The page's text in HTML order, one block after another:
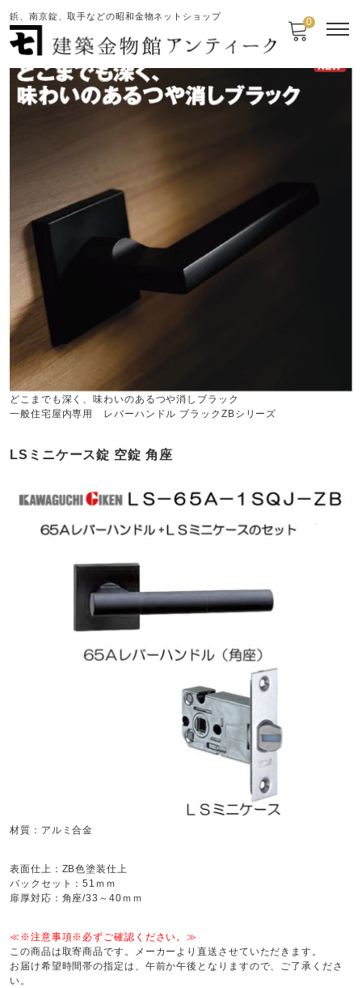
鋲、南京錠、取手などの昭和金物ネットショップ 0
どこまでも深く、味わいのあるつや消しブラック
一般住宅屋内専用 レバーハンドル ブラックZBシリーズ
LSミニケース錠 空錠 角座
材質：アルミ合金
表面仕上：ZB色塗装仕上
バックセット：51ｍｍ
扉厚対応：角座/33～40ｍｍ
≪※注意事項※必ずご確認ください。≫
この商品は取寄商品です。メーカーより直送させていただきます。
お届け希望時間帯の指定は、午前か午後となりますので、ご了承くださ
い。